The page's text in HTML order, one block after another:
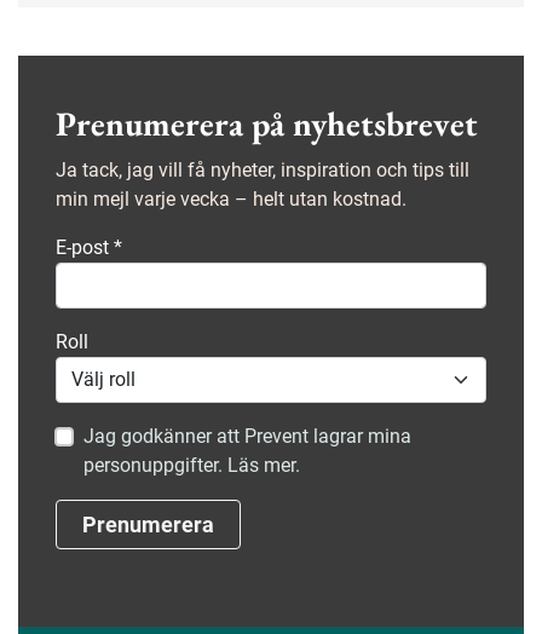
Prenumerera på nyhetsbrevet
Ja tack, jag vill få nyheter, inspiration och tips till
min mejl varje vecka – helt utan kostnad.
E-post *
Roll
Jag godkänner att Prevent lagrar mina
personuppgifter. Läs mer.
Prenumerera